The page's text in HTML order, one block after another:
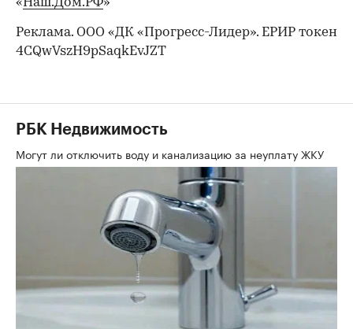
Реклама. ООО «ДК «Прогресс-Лидер». ЕРИР токен
4CQwVszH9pSaqkEvJZT
РБК Недвижимость
Могут ли отключить воду и канализацию за неуплату ЖКУ